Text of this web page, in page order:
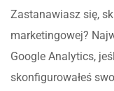
Zastanawiasz się,
marketingowej?
Google Analytics,
skonfigurowałeś